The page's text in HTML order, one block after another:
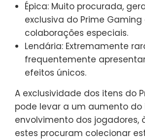
Épica: Muito procurada,
exclusiva do Prime Gaming
colaborações especiais.
Lendária: Extremamente
frequentemente
efeitos únicos.
A exclusividade dos itens do
pode levar a um aumento do
envolvimento dos jogadores,
estes procuram colecionar